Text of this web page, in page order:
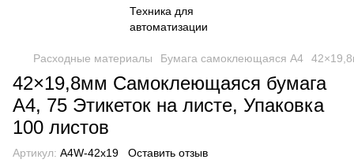
Расходные материалы Бумага самоклеющаяся А4
42×19,8мм Самоклеющаяся бумага
А4, 75 Этикеток на листе, Упаковка
100 листов
Артикул: A4W-42x19 Оставить отзыв